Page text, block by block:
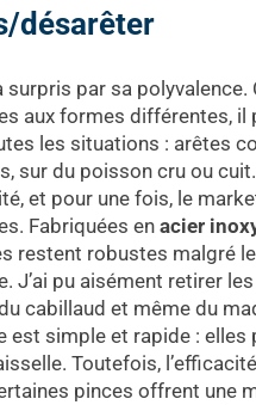
désarêter
surpris par sa
aux formes différentes, il
les situations : arêtes
sur du poisson cru ou
et pour une fois, le
Fabriquées en acier
restent robustes malgré
J’ai pu aisément retirer
cabillaud et même du
est simple et rapide : elles
Toutefois,
pinces offrent une